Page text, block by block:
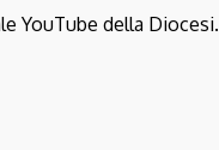
YouTube della Diocesi.